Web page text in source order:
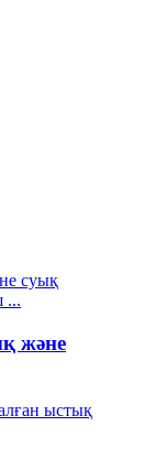
және